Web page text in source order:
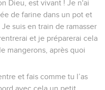
tous les Israélites et
Carmel.
peuple et dit : « Jusqu'à
boiteux ? Si c’est
c'est Baal, suivez-le ! » Le
le seul prophète de